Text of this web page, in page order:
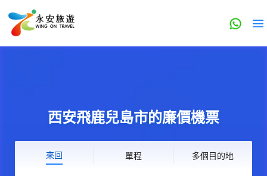
西安飛鹿兒島市的廉價機票
來回 單程 多個目的地